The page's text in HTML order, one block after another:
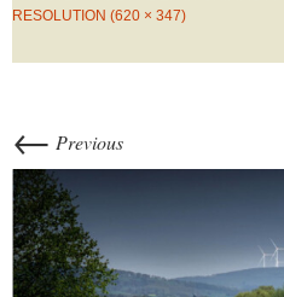
RESOLUTION (620 × 347)
← Previous